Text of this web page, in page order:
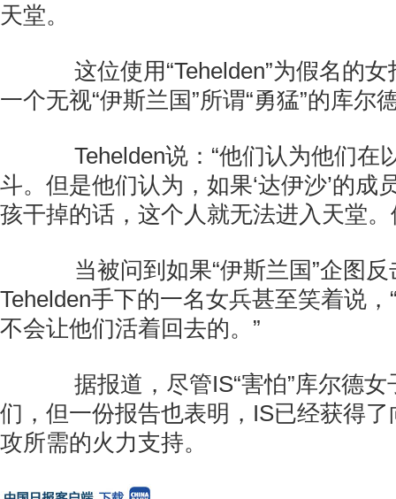
天堂。
这位使用“Tehelden”为假名的女
一个无视“伊斯兰国”所谓“勇猛”的库尔
Tehelden说：“他们认为他们在
斗。但是他们认为，如果‘达伊沙’的成
孩干掉的话，这个人就无法进入天堂
当被问到如果“伊斯兰国”企图反
Tehelden手下的一名女兵甚至笑着说
不会让他们活着回去的。”
据报道，尽管IS“害怕”库尔德女
们，但一份报告也表明，IS已经获得
攻所需的火力支持。